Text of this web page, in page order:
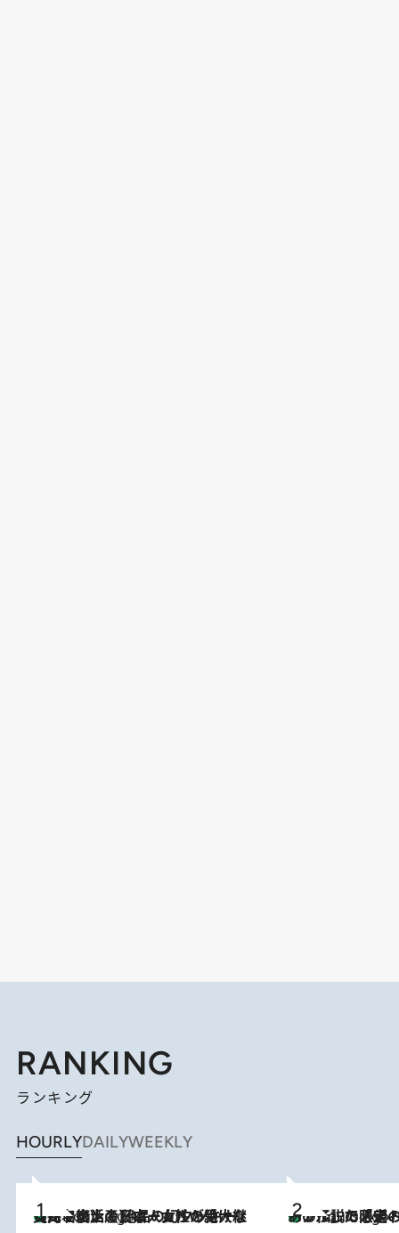
RANKING
ランキング
HOURLYDAILYWEEKLY
2 Hours Ago
【ハワイ土産】ローカルの絶大な支持で復活！ 絶品の幻クッキー《元ファンの日本人女性が受け継いだ名店》 2 Hours Ago
あの伝説の限定トートも！ リニューアルした「ディーン